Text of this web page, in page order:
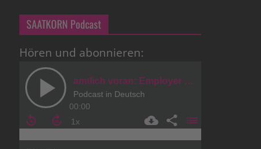
SAATKORN Podcast
Hören und abonnieren: